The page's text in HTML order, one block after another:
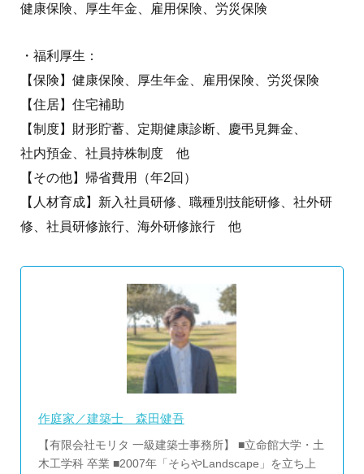
健康保険、厚生年金、雇用保険、労災保険
・福利厚生：
【保険】健康保険、厚生年金、雇用保険、労災保険
【住居】住宅補助
【制度】財形貯蓄、定期健康診断、慶弔見舞金、
社内預金、社員持株制度 他
【その他】帰省費用（年2回）
【人材育成】新入社員研修、職種別技能研修、社外研
修、社員研修旅行、海外研修旅行 他
作庭家／建築士 森田健吾
【有限会社モリタ 一級建築士事務所】 ■立命館大学・土
木工学科 卒業 ■2007年「そらやLandscape」を立ち上